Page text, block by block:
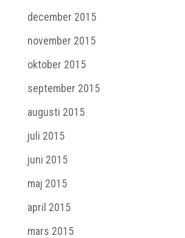
december 2015
november 2015
oktober 2015
september 2015
augusti 2015
juli 2015
juni 2015
maj 2015
april 2015
mars 2015